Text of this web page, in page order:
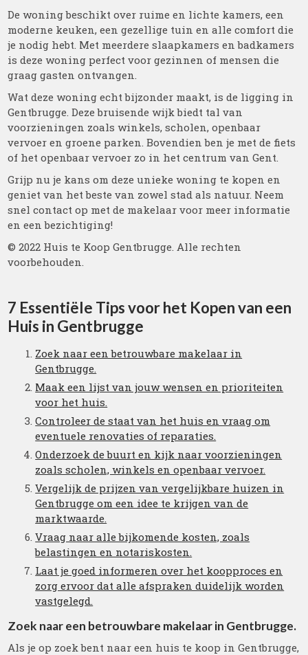
De woning beschikt over ruime en lichte kamers, een
moderne keuken, een gezellige tuin en alle comfort die
je nodig hebt. Met meerdere slaapkamers en badkamers
is deze woning perfect voor gezinnen of mensen die
graag gasten ontvangen.
Wat deze woning echt bijzonder maakt, is de ligging in
Gentbrugge. Deze bruisende wijk biedt tal van
voorzieningen zoals winkels, scholen, openbaar
vervoer en groene parken. Bovendien ben je met de fiets
of het openbaar vervoer zo in het centrum van Gent.
Grijp nu je kans om deze unieke woning te kopen en
geniet van het beste van zowel stad als natuur. Neem
snel contact op met de makelaar voor meer informatie
en een bezichtiging!
© 2022 Huis te Koop Gentbrugge. Alle rechten
voorbehouden.
7 Essentiële Tips voor het Kopen van een
Huis in Gentbrugge
Zoek naar een betrouwbare makelaar in
Gentbrugge.
Maak een lijst van jouw wensen en prioriteiten
voor het huis.
Controleer de staat van het huis en vraag om
eventuele renovaties of reparaties.
Onderzoek de buurt en kijk naar voorzieningen
zoals scholen, winkels en openbaar vervoer.
Vergelijk de prijzen van vergelijkbare huizen in
Gentbrugge om een idee te krijgen van de
marktwaarde.
Vraag naar alle bijkomende kosten, zoals
belastingen en notariskosten.
Laat je goed informeren over het koopproces en
zorg ervoor dat alle afspraken duidelijk worden
vastgelegd.
Zoek naar een betrouwbare makelaar in Gentbrugge.
Als je op zoek bent naar een huis te koop in Gentbrugge,